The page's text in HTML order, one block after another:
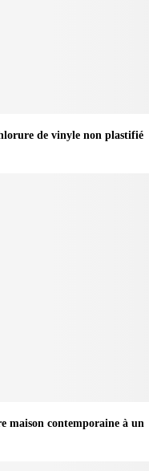
de vinyle non plastifié
maison contemporaine à un